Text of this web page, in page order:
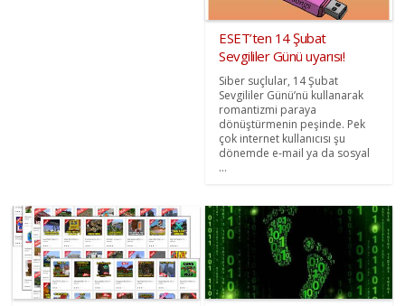
ESET’ten 14 Şubat
Sevgililer Günü uyarısı!
Siber suçlular, 14 Şubat
Sevgililer Günü’nü kullanarak
romantizmi paraya
dönüştürmenin peşinde. Pek
çok internet kullanıcısı şu
dönemde e-mail ya da sosyal
...